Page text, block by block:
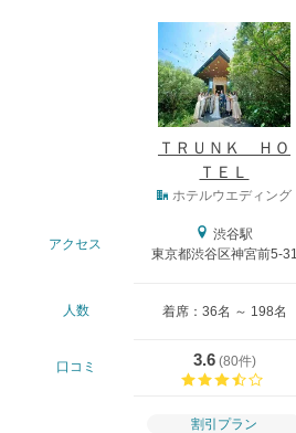
ＴＲＵＮＫ ＨＯ
ＴＥＬ
ホテルウエディング
アクセス
渋谷駅
東京都渋谷区神宮前5-31
人数 着席：36名 ～ 198名
口コミ 3.6(80件)
割引プラン